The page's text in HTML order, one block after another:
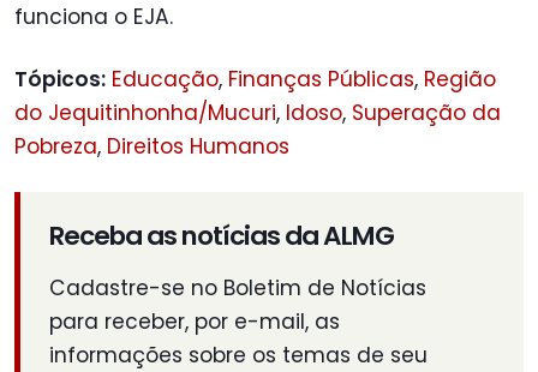
funciona o EJA.
Tópicos: Educação, Finanças Públicas, Região
do Jequitinhonha/Mucuri, Idoso, Superação da
Pobreza, Direitos Humanos
Receba as notícias da ALMG
Cadastre-se no Boletim de Notícias
para receber, por e-mail, as
informações sobre os temas de seu